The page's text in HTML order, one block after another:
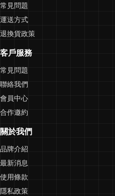
常見問題
運送方式
退換貨政策
客戶服務
常見問題
聯絡我們
會員中心
合作邀約
關於我們
品牌介紹
最新消息
使用條款
隱私政策